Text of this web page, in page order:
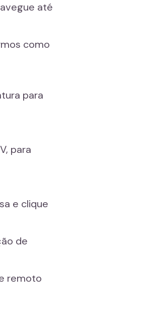
até
como
para
para
e clique
de
remoto